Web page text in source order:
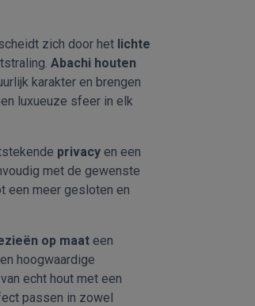
zich door het lichte
Abachi houten
karakter en brengen
luxueuze sfeer in elk
privacy en een
met de gewenste
een meer gesloten en
op maat een
hoogwaardige
echt hout met een
passen in zowel